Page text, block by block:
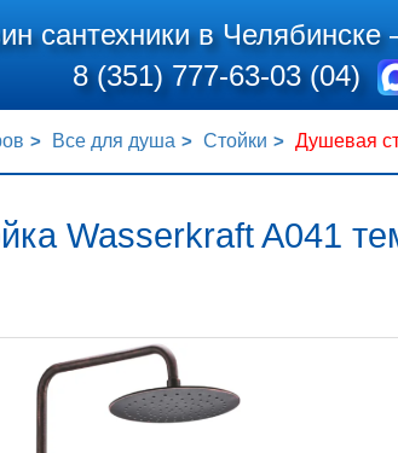
сантехники в Челябинске
8 (351) 777-63-03 (04)
Все для душа Стойки Душевая
Wasserkraft A041